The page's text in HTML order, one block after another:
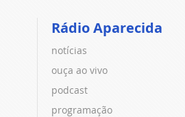
Rádio Aparecida
notícias
ouça ao vivo
podcast
programação